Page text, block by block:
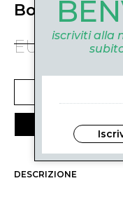
Boxer mare
EUR 108.00
DESCRIZIONE
iscriviti alla